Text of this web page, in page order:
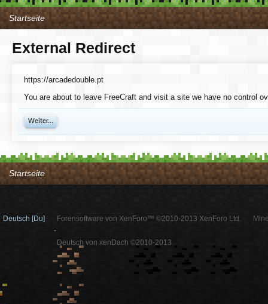
Startseite
External Redirect
https://arcadedouble.pt
You are about to leave FreeCraft and visit a site we have no control
Weiter...
Startseite
Deutsch [Du]
Forensoftware von XenForo™ ©2010-2013 XenForo Ltd.
-
Deutsch von xenDach ©2010-2013